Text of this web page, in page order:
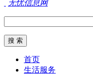
无忧信息网
首页
生活服务